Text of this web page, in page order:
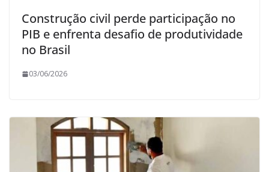
Construção civil perde participação no
PIB e enfrenta desafio de produtividade
no Brasil
03/06/2026